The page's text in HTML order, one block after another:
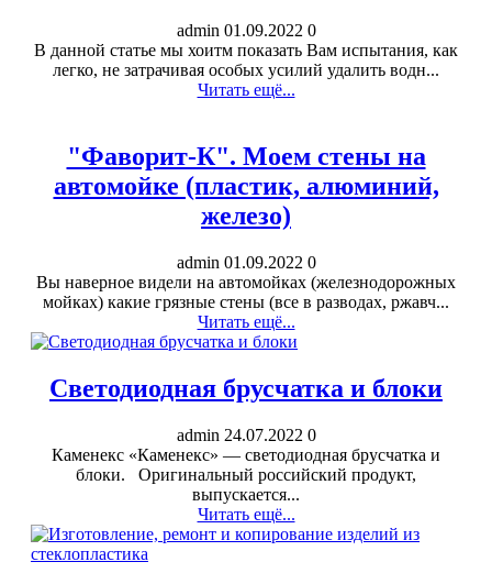
admin 01.09.2022 0
В данной статье мы хоитм показать Вам испытания, как
легко, не затрачивая особых усилий удалить водн...
Читать ещё...
"Фаворит-К". Моем стены на
автомойке (пластик, алюминий,
железо)
admin 01.09.2022 0
Вы наверное видели на автомойках (железнодорожных
мойках) какие грязные стены (все в разводах, ржавч...
Читать ещё...
Светодиодная брусчатка и блоки
admin 24.07.2022 0
Каменекс «Каменекс» — светодиодная брусчатка и
блоки. Оригинальный российский продукт,
выпускается...
Читать ещё...